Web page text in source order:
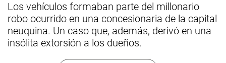
Los vehículos formaban parte del millonario
robo ocurrido en una concesionaria de la capital
neuquina. Un caso que, además, derivó en una
insólita extorsión a los dueños.